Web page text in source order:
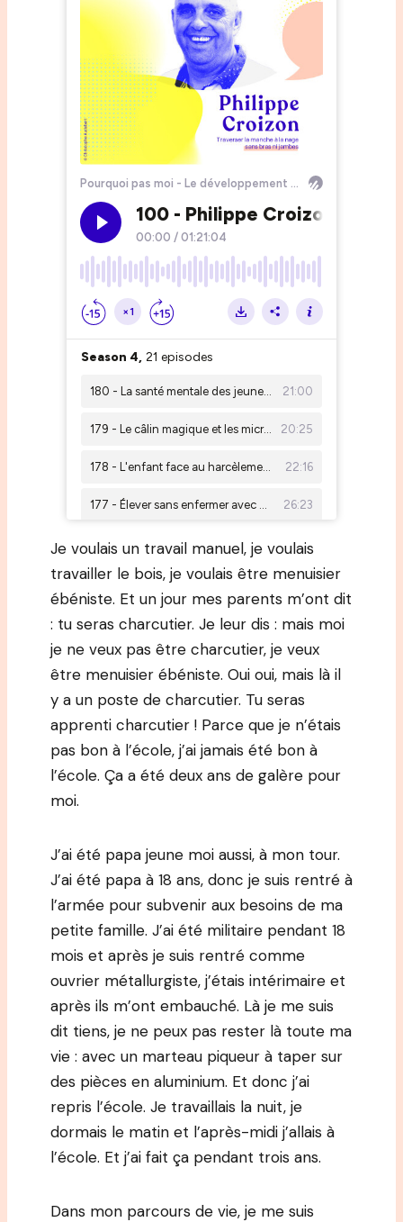
Je voulais un travail manuel, je voulais
travailler le bois, je voulais être menuisier
ébéniste. Et un jour mes parents m’ont dit
: tu seras charcutier. Je leur dis : mais moi
je ne veux pas être charcutier, je veux
être menuisier ébéniste. Oui oui, mais là il
y a un poste de charcutier. Tu seras
apprenti charcutier ! Parce que je n’étais
pas bon à l’école, j’ai jamais été bon à
l’école. Ça a été deux ans de galère pour
moi.
J’ai été papa jeune moi aussi, à mon tour.
J’ai été papa à 18 ans, donc je suis rentré à
l’armée pour subvenir aux besoins de ma
petite famille. J’ai été militaire pendant 18
mois et après je suis rentré comme
ouvrier métallurgiste, j’étais intérimaire et
après ils m’ont embauché. Là je me suis
dit tiens, je ne peux pas rester là toute ma
vie : avec un marteau piqueur à taper sur
des pièces en aluminium. Et donc j’ai
repris l’école. Je travaillais la nuit, je
dormais le matin et l’après-midi j’allais à
l’école. Et j’ai fait ça pendant trois ans.
Dans mon parcours de vie, je me suis